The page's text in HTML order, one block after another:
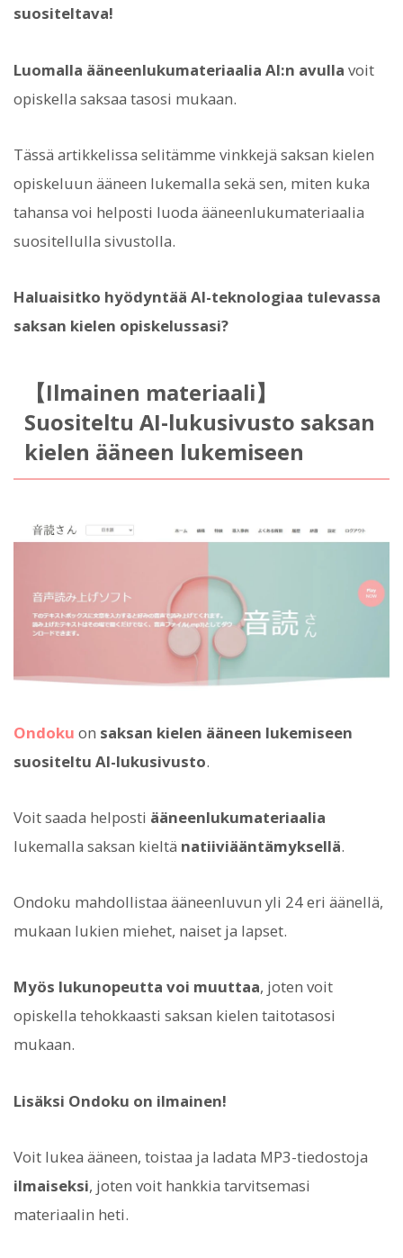
suositeltava!
Luomalla ääneenlukumateriaalia AI:n avulla voit
opiskella saksaa tasosi mukaan.
Tässä artikkelissa selitämme vinkkejä saksan kielen
opiskeluun ääneen lukemalla sekä sen, miten kuka
tahansa voi helposti luoda ääneenlukumateriaalia
suositellulla sivustolla.
Haluaisitko hyödyntää AI-teknologiaa tulevassa
saksan kielen opiskelussasi?
【Ilmainen materiaali】
Suositeltu AI-lukusivusto saksan
kielen ääneen lukemiseen
Ondoku on saksan kielen ääneen lukemiseen
suositeltu AI-lukusivusto.
Voit saada helposti ääneenlukumateriaalia
lukemalla saksan kieltä natiiviääntämyksellä.
Ondoku mahdollistaa ääneenluvun yli 24 eri äänellä,
mukaan lukien miehet, naiset ja lapset.
Myös lukunopeutta voi muuttaa, joten voit
opiskella tehokkaasti saksan kielen taitotasosi
mukaan.
Lisäksi Ondoku on ilmainen!
Voit lukea ääneen, toistaa ja ladata MP3-tiedostoja
ilmaiseksi, joten voit hankkia tarvitsemasi
materiaalin heti.